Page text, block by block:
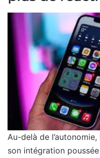
Au-delà de
son intégration